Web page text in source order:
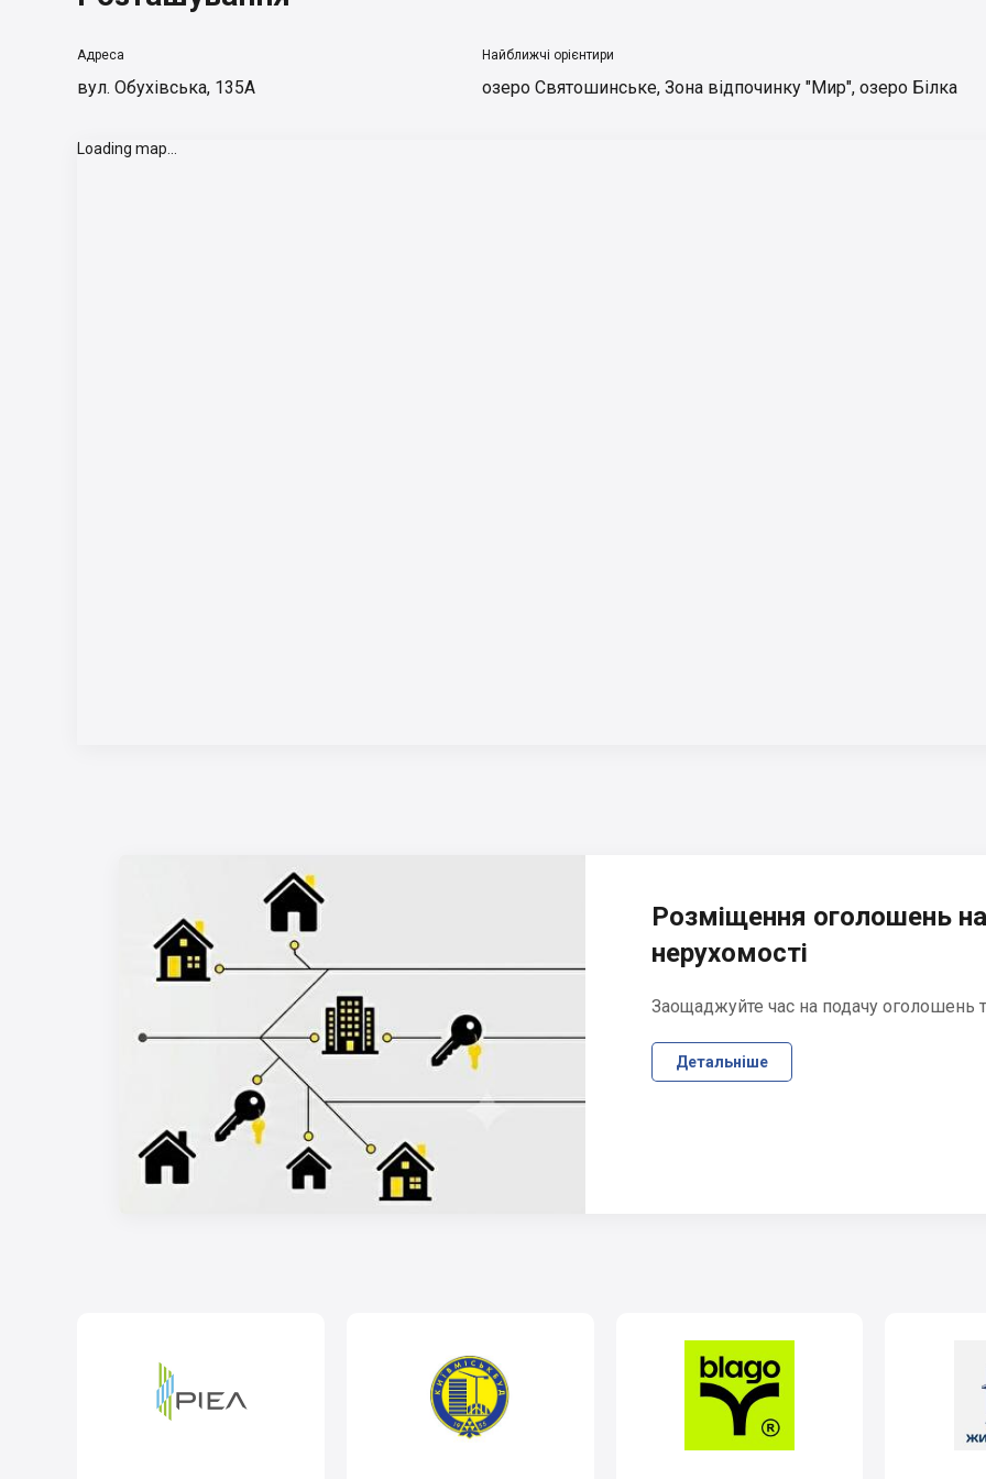
Адреса
вул. Обухівська, 135А
Найближчі орієнтири
озеро Святошинське, Зона відпочинку "Мир", озеро Білка
Loading map...
Розміщення оголошень
нерухомості
Заощаджуйте час на подачу оголошень
Детальніше